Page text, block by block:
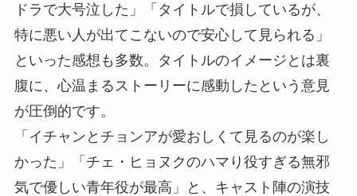
ドラで大号泣した」「タイトルで損しているが、
特に悪い人が出てこないので安心して見られる」
といった感想も多数。タイトルのイメージとは裏
腹に、心温まるストーリーに感動したという意見
が圧倒的です。
「イチャンとチョンアが愛おしくて見るのが楽し
かった」「チェ・ヒョヌクのハマり役すぎる無邪
気で優しい青年役が最高」と、キャスト陣の演技